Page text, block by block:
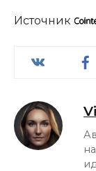
Источник